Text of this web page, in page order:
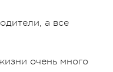
а все
очень много